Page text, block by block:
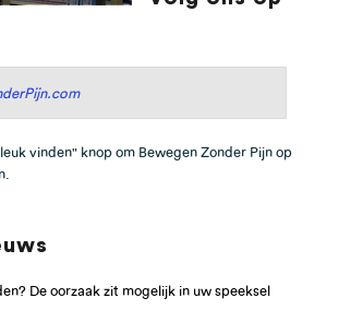
vinden" knop om Bewegen Zonder Pijn op
De oorzaak zit mogelijk in uw speeksel